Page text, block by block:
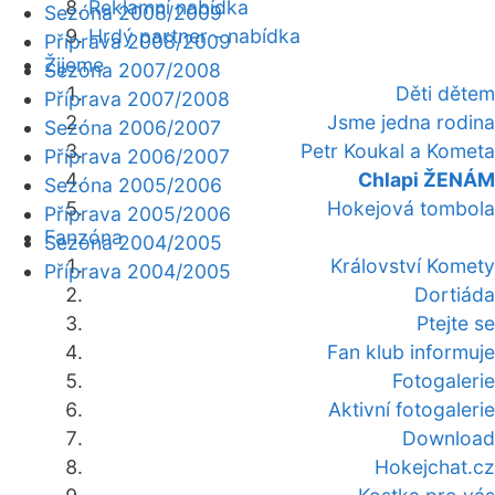
Reklamní nabídka
Hrdý partner - nabídka
Žijeme
Děti dětem
Jsme jedna rodina
Petr Koukal a Kometa
Chlapi ŽENÁM
Hokejová tombola
Fanzóna
Království Komety
Dortiáda
Ptejte se
Fan klub informuje
Fotogalerie
Aktivní fotogalerie
Download
Hokejchat.cz
Sezóna 2008/2009
Příprava 2008/2009
Sezóna 2007/2008
Příprava 2007/2008
Sezóna 2006/2007
Příprava 2006/2007
Sezóna 2005/2006
Příprava 2005/2006
Sezóna 2004/2005
Příprava 2004/2005